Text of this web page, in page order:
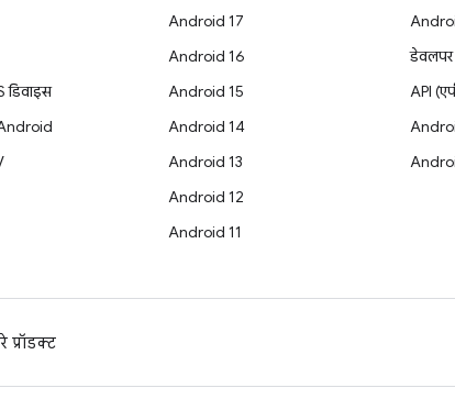
Android 17
Android 16
Android 15
Android 14
Android 13
Android 12
Android 11
डेवलपर
API
प्रॉडक्ट